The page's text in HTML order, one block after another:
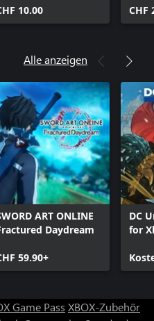
10.00 CHF
Alle anzeigen
ART ONLINE
Daydream
59.90+
DC
for
Game Pass XBOX-Zubehör